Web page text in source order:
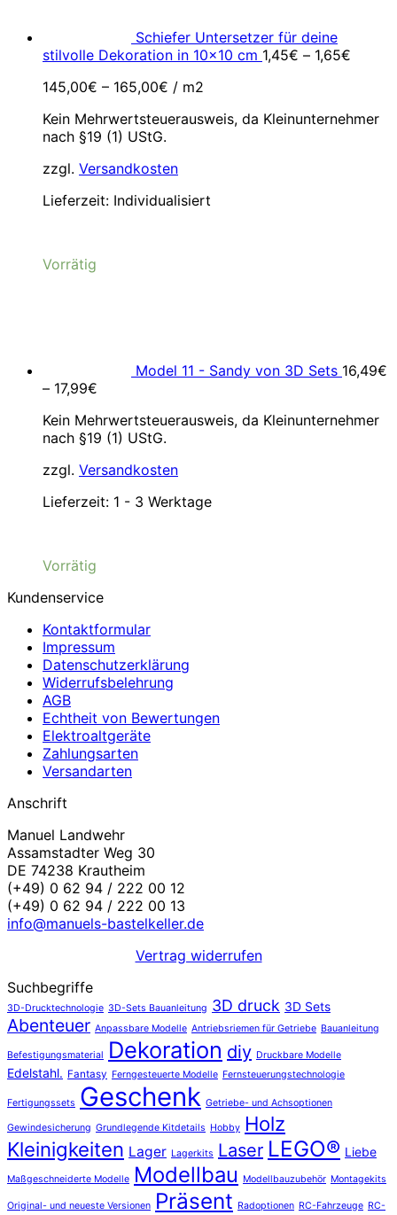
Schiefer Untersetzer für deine
stilvolle Dekoration in 10x10 cm 1,45€ – 1,65€
145,00€ – 165,00€ / m2
Kein Mehrwertsteuerausweis, da Kleinunternehmer
nach §19 (1) UStG.
zzgl. Versandkosten
Lieferzeit: Individualisiert
Vorrätig
Model 11 - Sandy von 3D Sets 16,49€
– 17,99€
Kein Mehrwertsteuerausweis, da Kleinunternehmer
nach §19 (1) UStG.
zzgl. Versandkosten
Lieferzeit: 1 - 3 Werktage
Vorrätig
Kundenservice
Kontaktformular
Impressum
Datenschutzerklärung
Widerrufsbelehrung
AGB
Echtheit von Bewertungen
Elektroaltgeräte
Zahlungsarten
Versandarten
Anschrift
Manuel Landwehr
Assamstadter Weg 30
DE 74238 Krautheim
(+49) 0 62 94 / 222 00 12
(+49) 0 62 94 / 222 00 13
info@manuels-bastelkeller.de
Vertrag widerrufen
Suchbegriffe
3D-Drucktechnologie 3D-Sets Bauanleitung 3D druck 3D Sets
Abenteuer Anpassbare Modelle Antriebsriemen für Getriebe Bauanleitung
Befestigungsmaterial Dekoration diy Druckbare Modelle
Edelstahl. Fantasy Ferngesteuerte Modelle Fernsteuerungstechnologie
Fertigungssets Geschenk Getriebe- und Achsoptionen
Gewindesicherung Grundlegende Kitdetails Hobby Holz
Kleinigkeiten Lager Lagerkits Laser LEGO® Liebe
Maßgeschneiderte Modelle Modellbau Modellbauzubehör Montagekits
Original- und neueste Versionen Präsent Radoptionen RC-Fahrzeuge RC-